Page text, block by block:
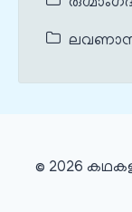
© 2026